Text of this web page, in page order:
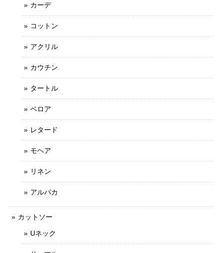
カーデ
コットン
アクリル
カウチン
タートル
ベロア
レタード
モヘア
リネン
アルパカ
カットソー
Uネック